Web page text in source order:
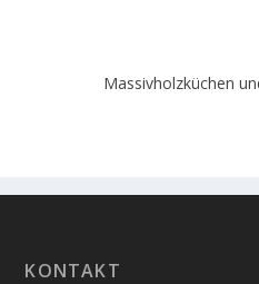
Massivholzküchen
KONTAKT